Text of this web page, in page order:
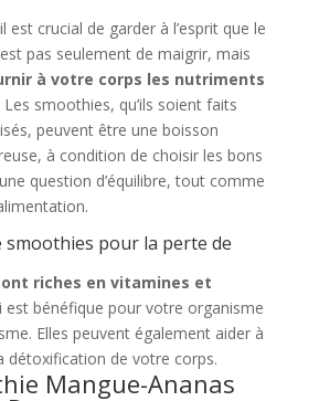
est crucial de garder à l’esprit que le
pas seulement de maigrir, mais
à votre corps les nutriments
Les smoothies, qu’ils soient faits
peuvent être une boisson
à condition de choisir les bons
question d’équilibre, tout comme
smoothies pour la perte de
riches en vitamines et
est bénéfique pour votre organisme
Elles peuvent également aider à
détoxification de votre corps.
Mangue-Ananas